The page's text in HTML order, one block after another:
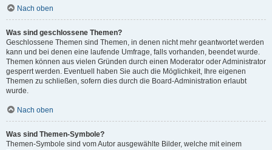
Nach oben
Was sind geschlossene Themen?
Geschlossene Themen sind Themen, in denen nicht mehr geantwortet werden
kann und bei denen eine laufende Umfrage, falls vorhanden, beendet wurde.
Themen können aus vielen Gründen durch einen Moderator oder Administrator
gesperrt werden. Eventuell haben Sie auch die Möglichkeit, Ihre eigenen
Themen zu schließen, sofern dies durch die Board-Administration erlaubt
wurde.
Nach oben
Was sind Themen-Symbole?
Themen-Symbole sind vom Autor ausgewählte Bilder, welche mit einem